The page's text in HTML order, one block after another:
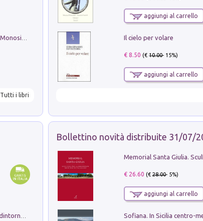
Tutti i libri
aggiungi al carrello
Il cielo per volare
€ 8.50 (€10.00- 15%)
aggiungi al carrello
Bollettino novità distribuite 31/07/
€ 26.60 (€28.00- 5%)
aggiungi al carrello